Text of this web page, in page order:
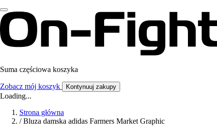
Suma częściowa koszyka
Zobacz mój koszyk Kontynuuj zakupy
Loading...
Strona główna
/ Bluza damska adidas Farmers Market Graphic